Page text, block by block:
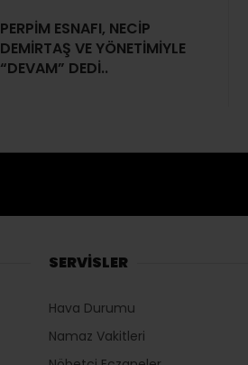
PERPİM ESNAFI, NECİP
DEMİRTAŞ VE YÖNETİMİYLE
“DEVAM” DEDİ..
SERVİSLER
Hava Durumu
Namaz Vakitleri